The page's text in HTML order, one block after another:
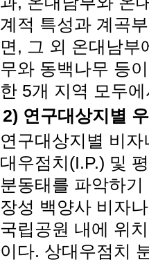
계적 특성과 계곡
면, 그 외 온대남부
무와 동백나무 등
한 5개 지역 모두
2) 연구대상지별
연구대상지별 비
대우점치(I.P.) 및
분동태를 파악하
장성 백양사 비자
국립공원 내에 위
이다. 상대우점치